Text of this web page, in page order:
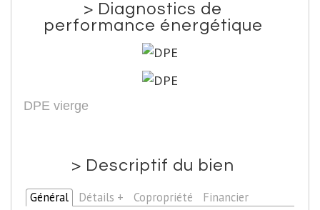
> Diagnostics de
performance énergétique
DPE vierge
> Descriptif du bien
Général Détails + Copropriété Financier